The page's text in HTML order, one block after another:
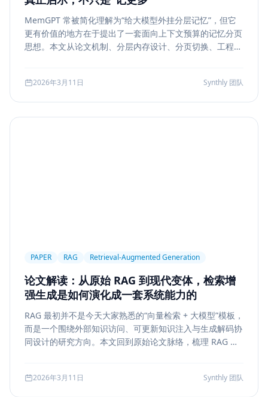
MemGPT 常被简化理解为“给大模型外挂分层记忆”，但它
更有价值的地方在于提出了一套面向上下文预算的记忆分页
思想。本文从论文机制、分层内存设计、分页切换、工程可
2026年3月11日 Synthly 团队
PAPER RAG Retrieval-Augmented Generation
论文解读：从原始 RAG 到现代变体，检索增
强生成是如何演化成一套系统能力的
RAG 最初并不是今天大家熟悉的“向量检索 + 大模型”模板，
而是一个围绕外部知识访问、可更新知识注入与生成解码协
同设计的研究方向。本文回到原始论文脉络，梳理 RAG 如
retrieval 等现代变体，并总结其中真正持续成立的工程原
则。
2026年3月11日 Synthly 团队